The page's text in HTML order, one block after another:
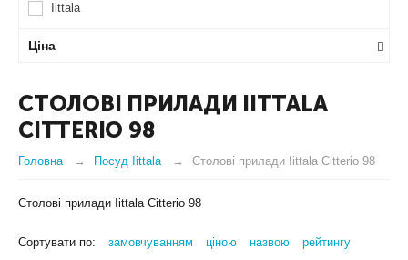
Iittala
Ціна
СТОЛОВІ ПРИЛАДИ IITTALA
CITTERIO 98
Головна Посуд Iittala Столові прилади Iittala Citterio 98
Столові прилади Iittala Citterio 98
Сортувати по: замовчуванням ціною назвою рейтингу